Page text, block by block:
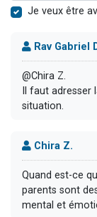
Je veux être
Rav Gabriel
@Chira Z.
Il faut
situation.
Chira Z.
Quand est-ce
parents sont
mental et